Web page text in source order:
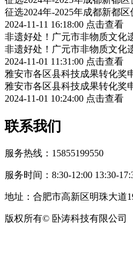
征选2024年-2025年成都新都
2024-11-11 16:18:00 点击查看
非遗好处！广元市非物质文化
非遗好处！广元市非物质文化
2024-11-01 11:31:00 点击查看
雅安市各区县科技成果转化奖
雅安市各区县科技成果转化奖
2024-11-01 10:24:00 点击查看
联系我们
服务热线：15855199550
服务时间：8:30-12:00 13:30-
地址：合肥市高新区明珠大道
版权所有© 卧涛科技有限公司